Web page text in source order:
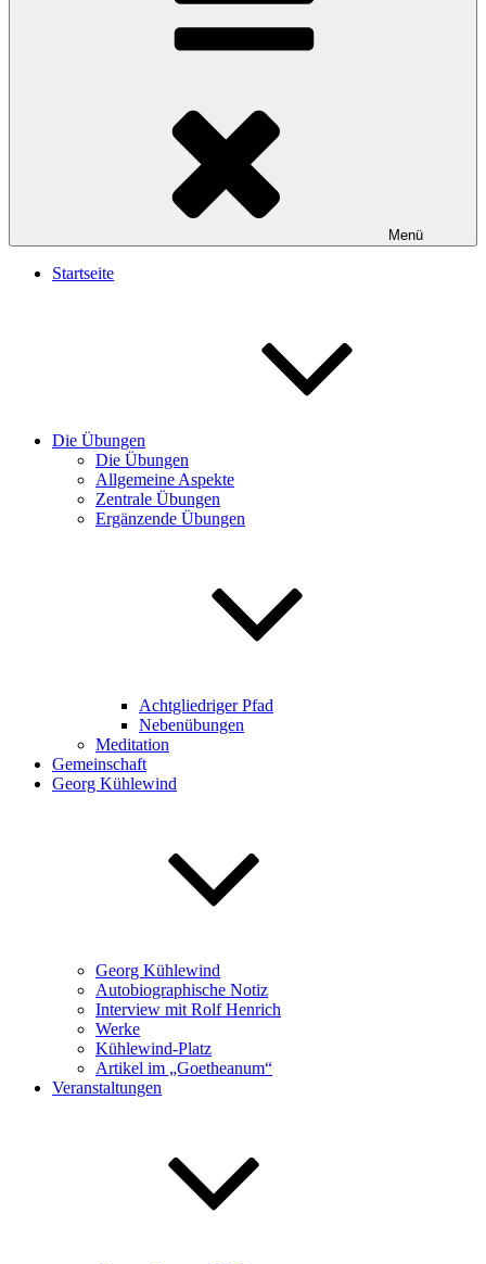
Menü
Startseite
Die Übungen
Die Übungen
Allgemeine Aspekte
Zentrale Übungen
Ergänzende Übungen
Achtgliedriger Pfad
Nebenübungen
Meditation
Gemeinschaft
Georg Kühlewind
Georg Kühlewind
Autobiographische Notiz
Interview mit Rolf Henrich
Werke
Kühlewind-Platz
Artikel im „Goetheanum“
Veranstaltungen